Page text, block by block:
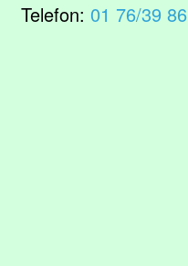
Telefon: 01 76/39